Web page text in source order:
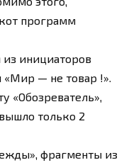
программ
инициаторов
«Мир — не товар !».
«Обозреватель»,
только 2
фрагменты из